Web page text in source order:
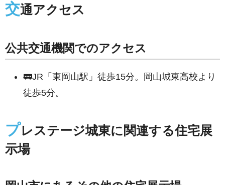
交通アクセス
公共交通機関でのアクセス
🚃JR「東岡山駅」徒歩15分。岡山城東高校より
徒歩5分。
プレステージ城東に関連する住宅展
示場